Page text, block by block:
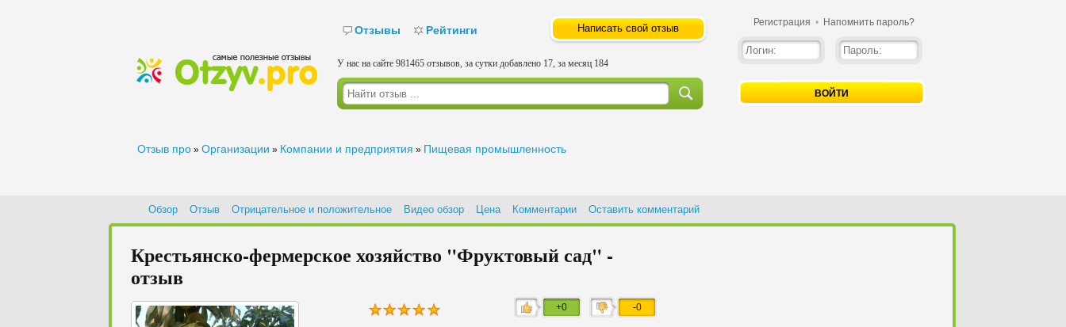
Отзывы Рейтинги Написать свой отзыв
У нас на сайте 981465 отзывов, за сутки добавлено 17, за месяц 184
Регистрация • Напомнить пароль?
ВОЙТИ
Отзыв про » Организации » Компании и предприятия » Пищевая промышленность
Обзор Отзыв Отрицательное и положительное Видео обзор Цена Комментарии Оставить комментарий
Крестьянско-фермерское хозяйство "Фруктовый сад" -
отзыв
+0 -0